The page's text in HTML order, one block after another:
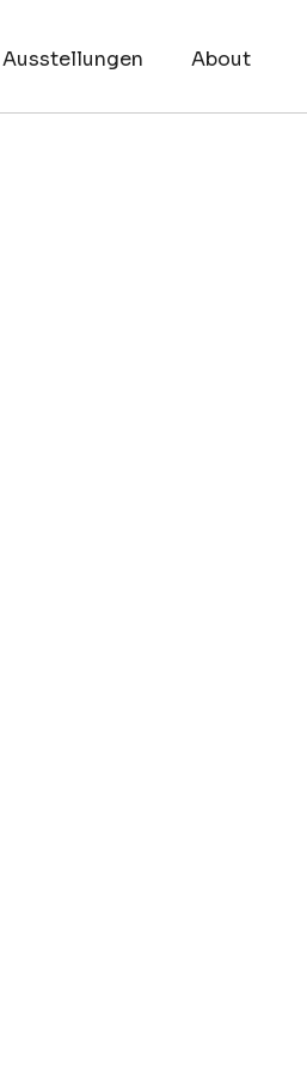
Ausstellungen About